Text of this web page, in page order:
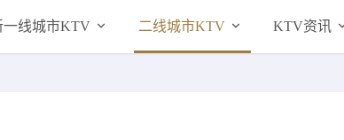
一线城市KTV 二线城市KTV KTV资讯